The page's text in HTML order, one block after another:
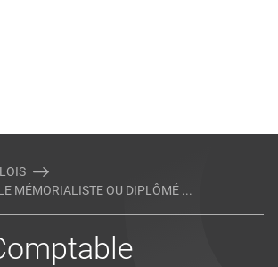
MÉMORIALISTE OU DIPLÔMÉ ...